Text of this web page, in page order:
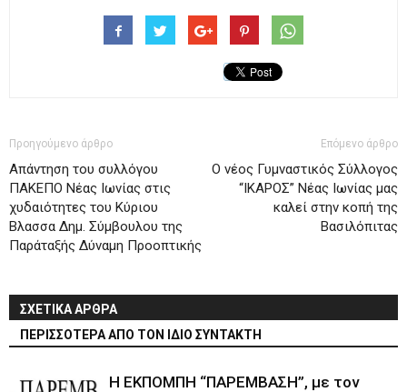
Προηγούμενο άρθρο
Απάντηση του συλλόγου
ΠΑΚΕΠΟ Νέας Ιωνίας στις
χυδαιότητες του Κύριου
Βλασσα Δημ. Σύμβουλου της
Παράταξής Δύναμη Προοπτικής
Επόμενο άρθρο
Ο νέος Γυμναστικός Σύλλογος
“ΙΚΑΡΟΣ” Νέας Ιωνίας μας
καλεί στην κοπή της
Βασιλόπιτας
ΣΧΕΤΙΚΑ ΑΡΘΡΑ
ΠΕΡΙΣΣΟΤΕΡΑ ΑΠΟ ΤΟΝ ΙΔΙΟ ΣΥΝΤΑΚΤΗ
Η ΕΚΠΟΜΠΗ “ΠΑΡΕΜΒΑΣΗ”, με τον